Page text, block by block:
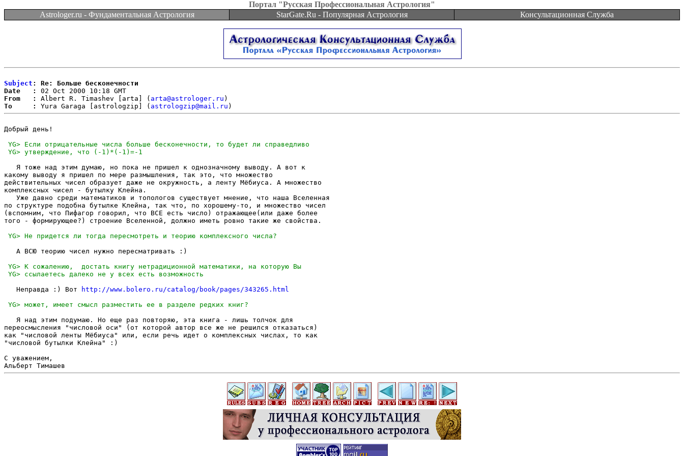
Портал "Русская Профессиональная Астрология"
Astrologer.ru - Фундаментальная Астрология
StarGate.Ru - Популярная Астрология Консультационная Служба
Subject : Re: Больше бесконечности
Date   :
From   :
Albert R. Timashev [arta] ( arta@astrologer.ru
To     :
Yura Garaga [astrologzip] ( astrologzip@mail.ru
Добрый день!
   Я тоже над этим думаю, но пока не пришел к однозначному выводу. А вот к
какому выводу я пришел по мере размышления, так это, что множество
действительных чисел образует даже не окружность, а ленту Мёбиуса. А множество
комплексных чисел - бутылку Клейна.
   Уже давно среди математиков и топологов существует мнение, что наша Вселенная
по структуре подобна бутылке Клейна, так что, по хорошему-то, и множество чисел
(вспомним, что Пифагор говорил, что ВСЕ есть число) отражающее(или даже более
того - формирующее?) строение Вселенной, должно иметь ровно такие же свойства.
   А ВСЮ теорию чисел нужно пересматривать :)
   Неправда :) Вот
http://www.bolero.ru/catalog/book/pages/343265.html
   Я над этим подумаю. Но еще раз повторяю, эта книга - лишь толчок для
переосмысления "числовой оси" (от которой автор все же не решился отказаться)
как "числовой ленты Мёбиуса" или, если речь идет о комплексных числах, то как
"числовой бутылки Клейна" :)
С уважением,